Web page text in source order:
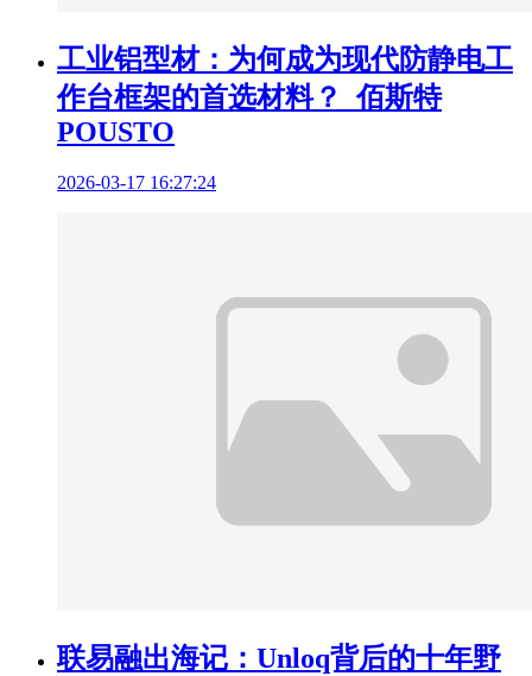
工业铝型材：为何成为现代防静电工
作台框架的首选材料？_佰斯特
POUSTO
2026-03-17 16:27:24
联易融出海记：Unloq背后的十年野